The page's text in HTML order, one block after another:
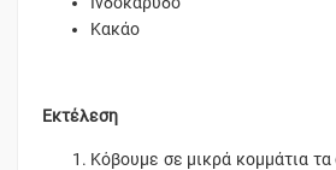
Κακάο
Εκτέλεση
Κόβουμε σε μικρά κομμάτια